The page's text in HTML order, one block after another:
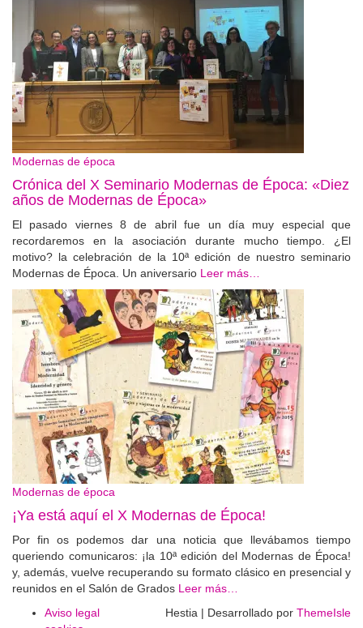
Modernas de época
Crónica del X Seminario Modernas de Época: «Diez
años de Modernas de Época»
El pasado viernes 8 de abril fue un día muy especial que
recordaremos en la asociación durante mucho tiempo. ¿El
motivo? la celebración de la 10ª edición de nuestro seminario
Modernas de Época. Un aniversario Leer más…
Modernas de época
¡Ya está aquí el X Modernas de Época!
Por fin os podemos dar una noticia que llevábamos tiempo
queriendo comunicaros: ¡la 10ª edición del Modernas de Época!
y, además, vuelve recuperando su formato clásico en presencial y
reunidos en el Salón de Grados Leer más…
Aviso legal
Hestia | Desarrollado por ThemeIsle